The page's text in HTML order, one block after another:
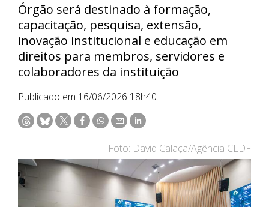
Órgão será destinado à formação,
capacitação, pesquisa, extensão,
inovação institucional e educação em
direitos para membros, servidores e
colaboradores da instituição
Publicado em 16/06/2026 18h40
Foto: David Calaça/Agência CLDF